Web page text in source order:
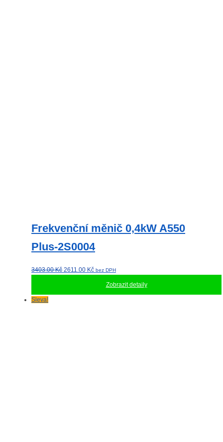
Frekvenční měnič 0,4kW A550
Plus-2S0004
3403.00Kč Původní
2611.00 KčAktuální
bez DPH
Zobrazit detaily
Sleva!